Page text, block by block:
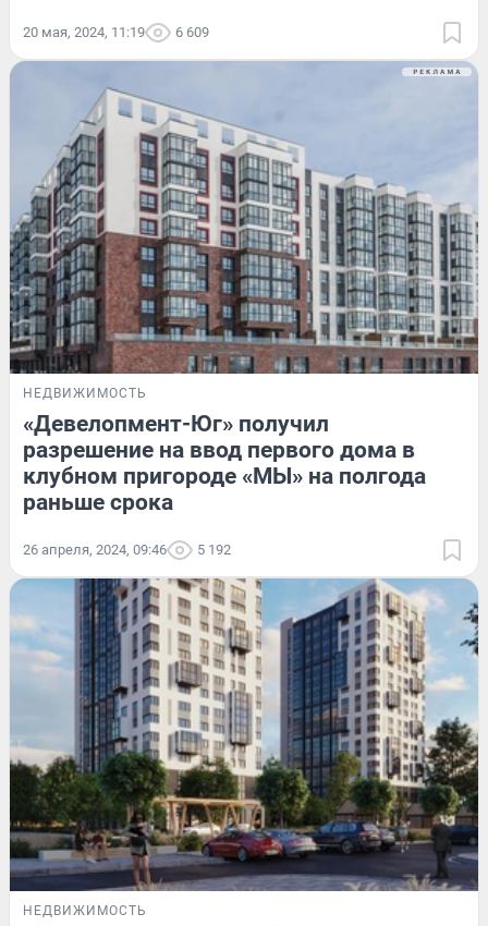
20 мая, 2024, 11:19 6 609
НЕДВИЖИМОСТЬ
«Девелопмент-Юг» получил
разрешение на ввод первого дома в
клубном пригороде «МЫ» на полгода
раньше срока
26 апреля, 2024, 09:46 5 192
НЕДВИЖИМОСТЬ